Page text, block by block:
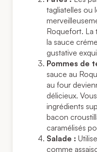
tagliatelles ou
Roquefort. La
la sauce
gustative
Pommes de
sauce au
au four
délicieux.
ingrédients
bacon
caramélisés
Salade :
comme